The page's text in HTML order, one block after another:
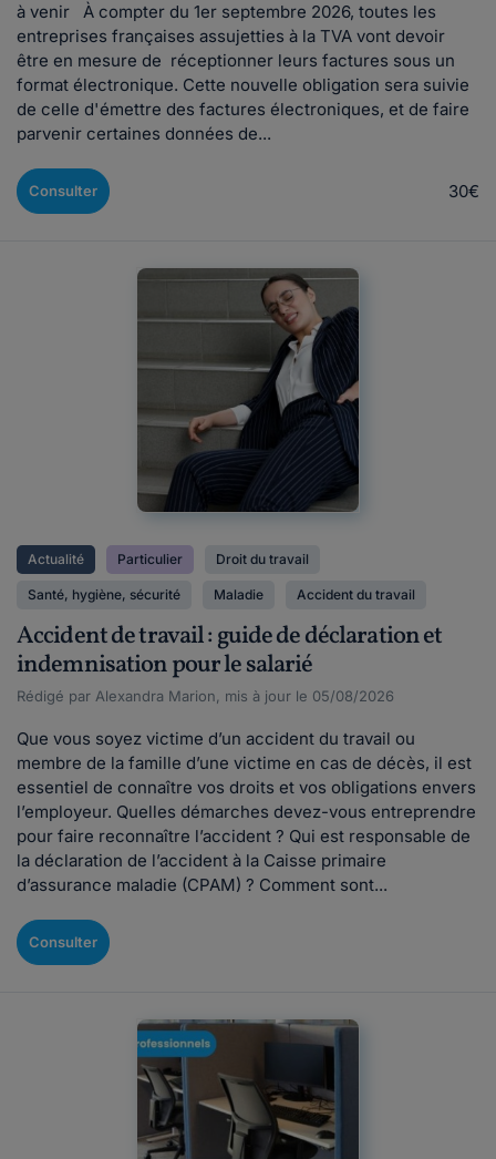
à venir À compter du 1er septembre 2026, toutes les
entreprises françaises assujetties à la TVA vont devoir
être en mesure de réceptionner leurs factures sous un
format électronique. Cette nouvelle obligation sera suivie
de celle d'émettre des factures électroniques, et de faire
parvenir certaines données de...
Consulter 30€
Actualité Particulier Droit du travail
Santé, hygiène, sécurité Maladie Accident du travail
Accident de travail : guide de déclaration et
indemnisation pour le salarié
Rédigé par Alexandra Marion, mis à jour le 05/08/2026
Que vous soyez victime d’un accident du travail ou
membre de la famille d’une victime en cas de décès, il est
essentiel de connaître vos droits et vos obligations envers
l’employeur. Quelles démarches devez-vous entreprendre
pour faire reconnaître l’accident ? Qui est responsable de
la déclaration de l’accident à la Caisse primaire
d’assurance maladie (CPAM) ? Comment sont...
Consulter